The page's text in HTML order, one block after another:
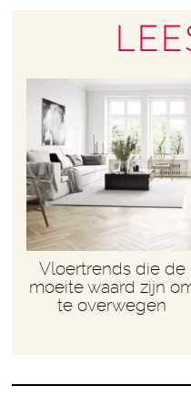
Vloertrends die de
moeite waard zijn
te overwegen